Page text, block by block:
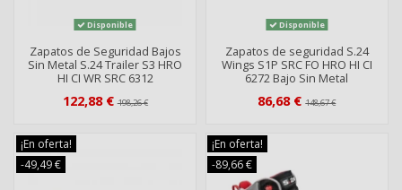
Disponible
Zapatos de Seguridad Bajos
Sin Metal S.24 Trailer S3 HRO
HI CI WR SRC 6312
122,88 €198,26 €
Disponible
Zapatos de seguridad S.24
Wings S1P SRC FO HRO HI CI
6272 Bajo Sin Metal
86,68 €148,67 €
¡En oferta!
-49,49 €
¡En oferta!
-89,66 €